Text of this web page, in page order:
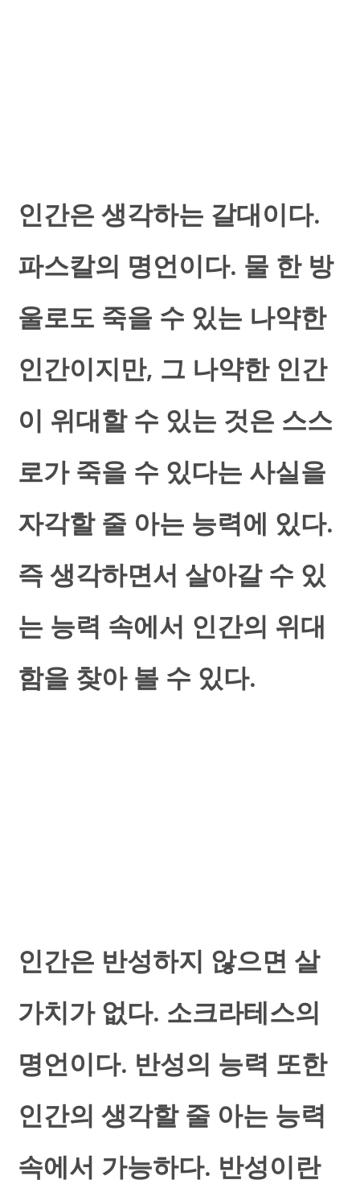
인간은 생각하는 갈대이다.
파스칼의 명언이다. 물 한 방
울로도 죽을 수 있는 나약한
인간이지만, 그 나약한 인간
이 위대할 수 있는 것은 스스
로가 죽을 수 있다는 사실을
자각할 줄 아는 능력에 있다.
즉 생각하면서 살아갈 수 있
는 능력 속에서 인간의 위대
함을 찾아 볼 수 있다.
인간은 반성하지 않으면 살
가치가 없다. 소크라테스의
명언이다. 반성의 능력 또한
인간의 생각할 줄 아는 능력
속에서 가능하다. 반성이란